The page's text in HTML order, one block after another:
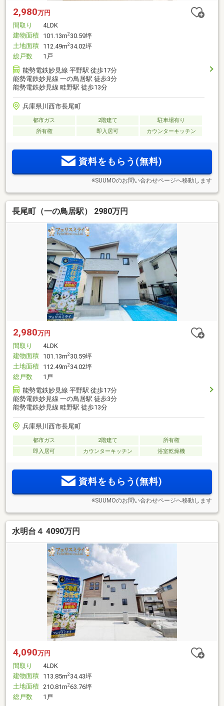
2,980万円
間取り
4LDK
建物面積 101.13m230.59坪
土地面積 112.49m234.02坪
総戸数
1戸
能勢電鉄妙見線 平野駅 徒歩17分
能勢電鉄妙見線 一の鳥居駅 徒歩3分
能勢電鉄妙見線 畦野駅 徒歩13分
兵庫県川西市長尾町
都市ガス 2階建て
駐車場有り
所有権
即入居可 カウンターキッチン
資料をもらう(無料)
※SUUMOのお問い合わせページへ移動します
長尾町（一の鳥居駅） 2980万円
2,980万円
間取り
4LDK
建物面積 101.13m2 30.59坪
土地面積 112.49m2 34.02坪
総戸数
1戸
能勢電鉄妙見線 平野駅 徒歩17分
能勢電鉄妙見線 一の鳥居駅 徒歩3分
能勢電鉄妙見線 畦野駅 徒歩13分
兵庫県川西市長尾町
都市ガス 2階建て
所有権
即入居可
カウンターキッチン 浴室乾燥機
資料をもらう(無料)
※SUUMOのお問い合わせページへ移動します
水明台４ 4090万円
4,090万円
間取り
4LDK
建物面積 113.85m234.43坪
土地面積 210.81m263.76坪
総戸数
1戸